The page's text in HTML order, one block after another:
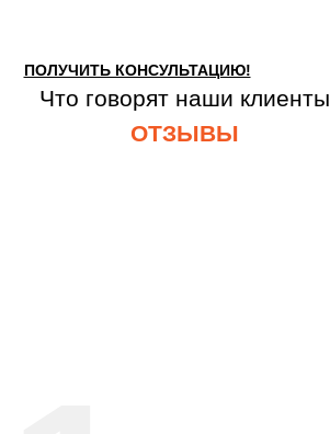
ПОЛУЧИТЬ КОНСУЛЬТАЦИЮ!
Что говорят наши клиенты
ОТЗЫВЫ